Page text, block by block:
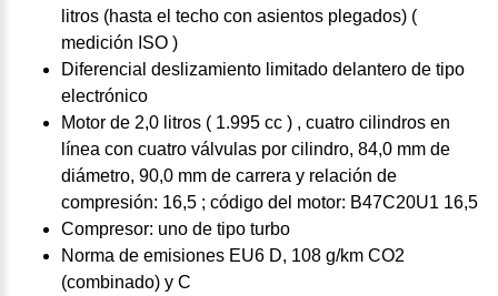
litros (hasta el techo con asientos plegados) (
medición ISO )
Diferencial deslizamiento limitado delantero de tipo
electrónico
Motor de 2,0 litros ( 1.995 cc ) , cuatro cilindros en
línea con cuatro válvulas por cilindro, 84,0 mm de
diámetro, 90,0 mm de carrera y relación de
compresión: 16,5 ; código del motor: B47C20U1 16,5
Compresor: uno de tipo turbo
Norma de emisiones EU6 D, 108 g/km CO2
(combinado) y C